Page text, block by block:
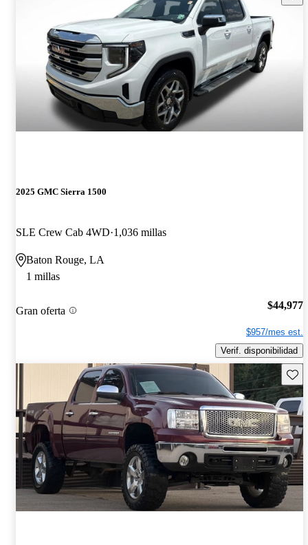
2025 GMC Sierra 1500
SLE Crew Cab 4WD 1,036 millas
Baton Rouge, LA
1 millas
Gran oferta $44,977
$957/mes est.
Verif. disponibilidad